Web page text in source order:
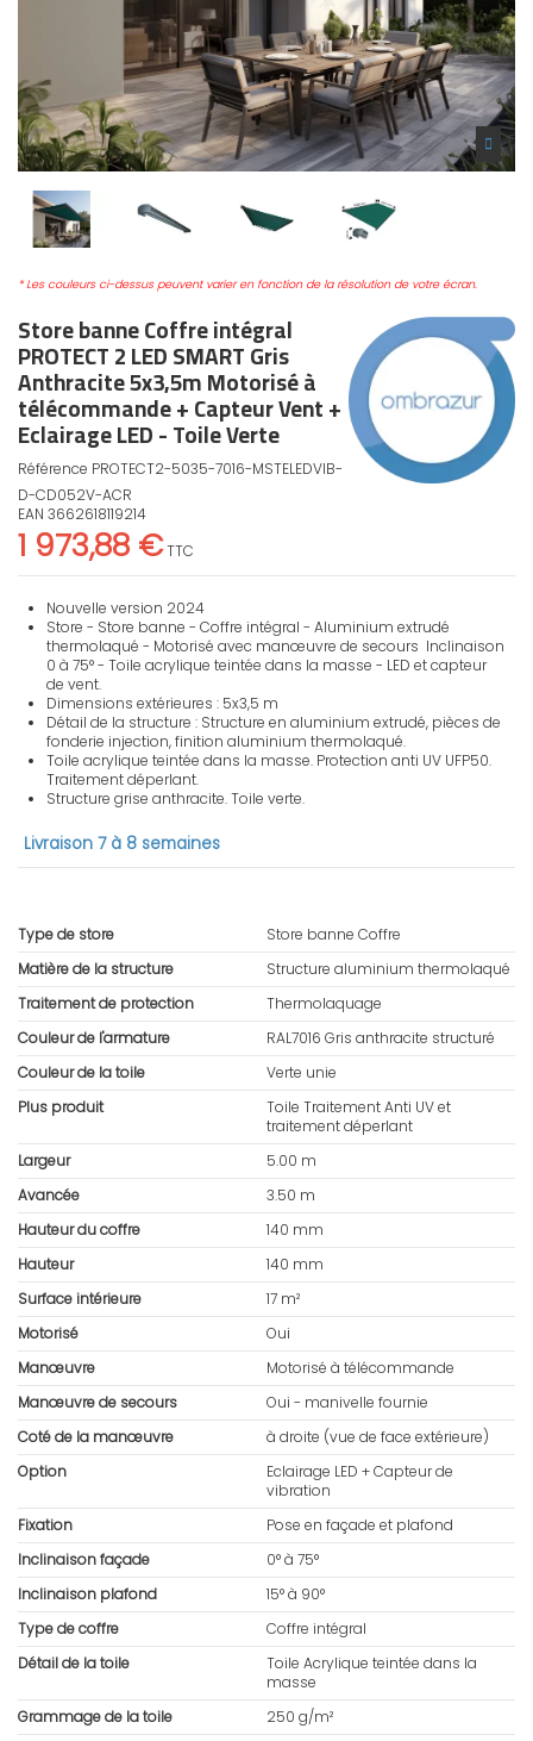
* Les couleurs ci-dessus peuvent varier en fonction de la résolution de votre écran.
Store banne Coffre intégral
PROTECT 2 LED SMART Gris
Anthracite 5x3,5m Motorisé à
télécommande + Capteur Vent +
Eclairage LED - Toile Verte
Référence PROTECT2-5035-7016-MSTELEDVIB-
D-CD052V-ACR
EAN 3662618119214
1 973,88 €TTC
Nouvelle version 2024
Store - Store banne - Coffre intégral - Aluminium extrudé
thermolaqué - Motorisé avec manœuvre de secours Inclinaison
0 à 75° - Toile acrylique teintée dans la masse - LED et capteur
de vent.
Dimensions extérieures : 5x3,5 m
Détail de la structure : Structure en aluminium extrudé, pièces de
fonderie injection, finition aluminium thermolaqué.
Toile acrylique teintée dans la masse. Protection anti UV UFP50.
Traitement déperlant.
Structure grise anthracite. Toile verte.
Livraison 7 à 8 semaines
Type de store
Store banne Coffre
Matière de la structure
Structure aluminium thermolaqué
Traitement de protection
Thermolaquage
Couleur de l'armature
RAL7016 Gris anthracite structuré
Couleur de la toile
Verte unie
Plus produit
Toile Traitement Anti UV et
traitement déperlant
Largeur
5.00 m
Avancée
3.50 m
Hauteur du coffre
140 mm
Hauteur
140 mm
Surface intérieure
17 m²
Motorisé
Oui
Manœuvre
Motorisé à télécommande
Manœuvre de secours
Oui - manivelle fournie
Coté de la manœuvre
à droite (vue de face extérieure)
Option
Eclairage LED + Capteur de
vibration
Fixation
Pose en façade et plafond
Inclinaison façade
0° à 75°
Inclinaison plafond
15° à 90°
Type de coffre
Coffre intégral
Détail de la toile
Toile Acrylique teintée dans la
masse
Grammage de la toile
250 g/m²